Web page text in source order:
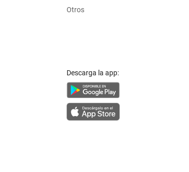
Otros
Descarga la app: